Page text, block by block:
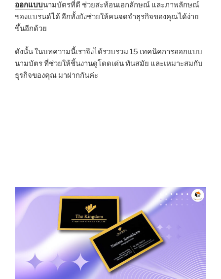
ออกแบบนามบัตรที่ดี ช่วยสะท้อนเอกลักษณ์ และภาพลักษณ์
ของแบรนด์ได้ อีกทั้งยังช่วยให้คนจดจำธุรกิจของคุณได้ง่าย
ขึ้นอีกด้วย
ดังนั้น ในบทความนี้เราจึงได้รวบรวม 15 เทคนิคการออกแบบ
นามบัตร ที่ช่วยให้ชิ้นงานดูโดดเด่น ทันสมัย และเหมาะสมกับ
ธุรกิจของคุณ มาฝากกันค่ะ